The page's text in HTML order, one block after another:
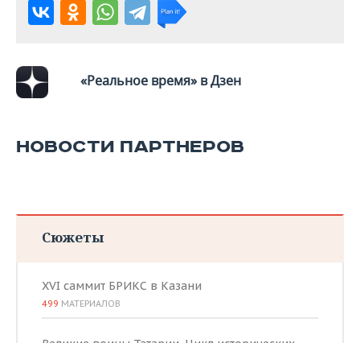
«Реальное время» в Дзен
НОВОСТИ ПАРТНЕРОВ
Сюжеты
XVI саммит БРИКС в Казани
499 МАТЕРИАЛОВ